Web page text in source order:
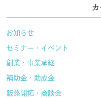
お知らせ
セミナー・イベント
創業・事業承継
補助金・助成金
販路開拓・商談会